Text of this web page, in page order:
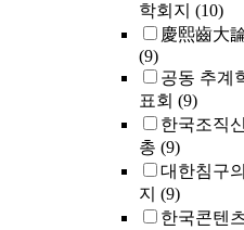
학회지 (10)
慶熙齒大
(9)
공동 추계
표회 (9)
한국조직
총 (9)
대한침구
지 (9)
한국콘텐